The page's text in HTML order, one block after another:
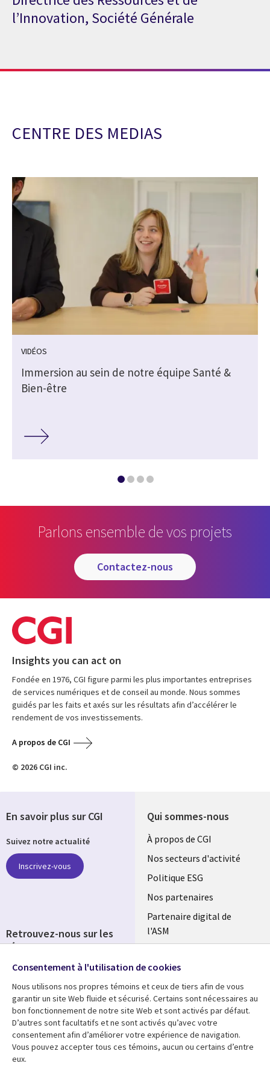
l’Innovation, Société Générale
CENTRE DES MEDIAS
VIDÉOS
Immersion au sein de notre équipe Santé &
Bien-être
Parlons ensemble de vos projets
contactez-nous
Insights you can act on
Fondée en 1976, CGI figure parmi les plus importantes entreprises
de services numériques et de conseil au monde. Nous sommes
guidés par les faits et axés sur les résultats afin d’accélérer le
rendement de vos investissements.
A propos de CGI
© 2026 CGI inc.
Qui sommes-nous
Useful
links
FRANCE
À propos de CGI
Nos secteurs d'activité
Politique ESG
Nos partenaires
Partenaire digital de
l'ASM
Fusions
Ressources
Library
Links
Articles
Blog
Support
Legal
Accessibilité
En savoir plus sur CGI
Suivez notre actualité
Inscrivez-vous
Retrouvez-nous sur les
réseaux
Social
Media
FRANCE
Consentement à l'utilisation de cookies
Nous utilisons nos propres témoins et ceux de tiers afin de vous
garantir un site Web fluide et sécurisé. Certains sont nécessaires au
bon fonctionnement de notre site Web et sont activés par défaut.
D’autres sont facultatifs et ne sont activés qu’avec votre
consentement afin d’améliorer votre expérience de navigation.
Vous pouvez accepter tous ces témoins, aucun ou certains d’entre
eux.